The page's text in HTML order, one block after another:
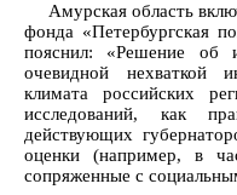
Амурская область
фонда «Петербургская
пояснил: «Решение об
очевидной нехваткой
климата российских
исследований, как
действующих
оценки (например, в
сопряженные с